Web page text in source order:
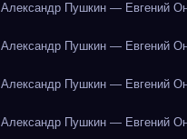
Александр Пушкин — Евгений
Александр Пушкин — Евгений
Александр Пушкин — Евгений
Александр Пушкин — Евгений